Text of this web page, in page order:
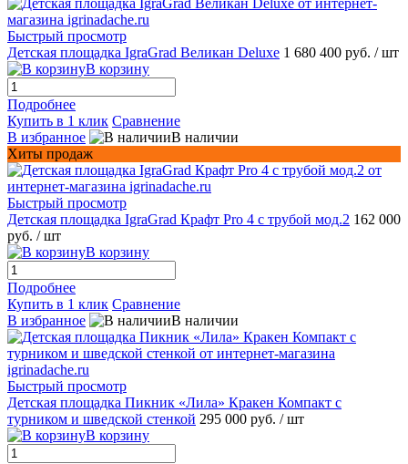
Быстрый просмотр
Детская площадка IgraGrad Великан Deluxe 1 680 400 руб. / шт
В корзину
Подробнее
Купить в 1 клик Сравнение
В избранное
В наличии
Хиты продаж
Быстрый просмотр
Детская площадка IgraGrad Крафт Pro 4 с трубой мод.2 162 000
руб. / шт
В корзину
Подробнее
Купить в 1 клик Сравнение
В избранное
В наличии
Быстрый просмотр
Детская площадка Пикник «Лила» Кракен Компакт с
турником и шведской стенкой 295 000 руб. / шт
В корзину